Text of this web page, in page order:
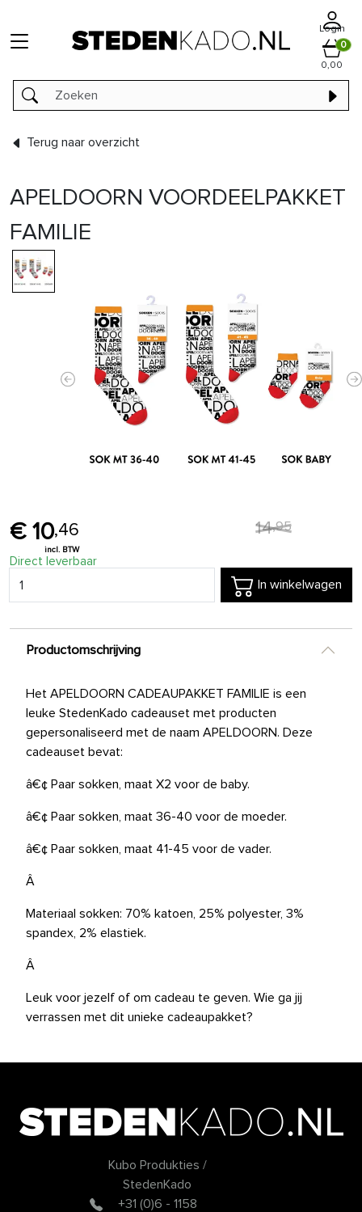
Login
0
0,00
Terug naar overzicht
APELDOORN VOORDEELPAKKET
FAMILIE
Previous
10,46 14,95
Direct leverbaar
In winkelwagen
Productomschrijving
Het APELDOORN CADEAUPAKKET FAMILIE is een
leuke StedenKado cadeauset met producten
gepersonaliseerd met de naam APELDOORN. Deze
cadeauset bevat:
â€¢ Paar sokken, maat X2 voor de baby.
â€¢ Paar sokken, maat 36-40 voor de moeder.
â€¢ Paar sokken, maat 41-45 voor de vader.
Â
Materiaal sokken: 70% katoen, 25% polyester, 3%
spandex, 2% elastiek.
Â
Leuk voor jezelf of om cadeau te geven. Wie ga jij
verrassen met dit unieke cadeaupakket?
Kubo Produkties /
StedenKado
+31 (0)6 - 1158